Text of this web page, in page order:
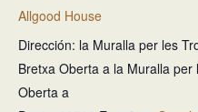
Allgood House
Dirección: la Muralla per les
Bretxa Oberta a la Muralla per
Oberta a